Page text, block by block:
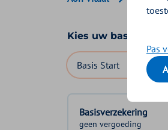
Kies uw
Basis Start Basis
Basisverzekering
geen vergoeding
Pas